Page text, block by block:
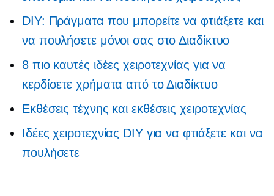
DIY: Πράγματα που μπορείτε να φτιάξετε και
να πουλήσετε μόνοι σας στο Διαδίκτυο
8 πιο καυτές ιδέες χειροτεχνίας για να
κερδίσετε χρήματα από το Διαδίκτυο
Εκθέσεις τέχνης και εκθέσεις χειροτεχνίας
Ιδέες χειροτεχνίας DIY για να φτιάξετε και να
πουλήσετε